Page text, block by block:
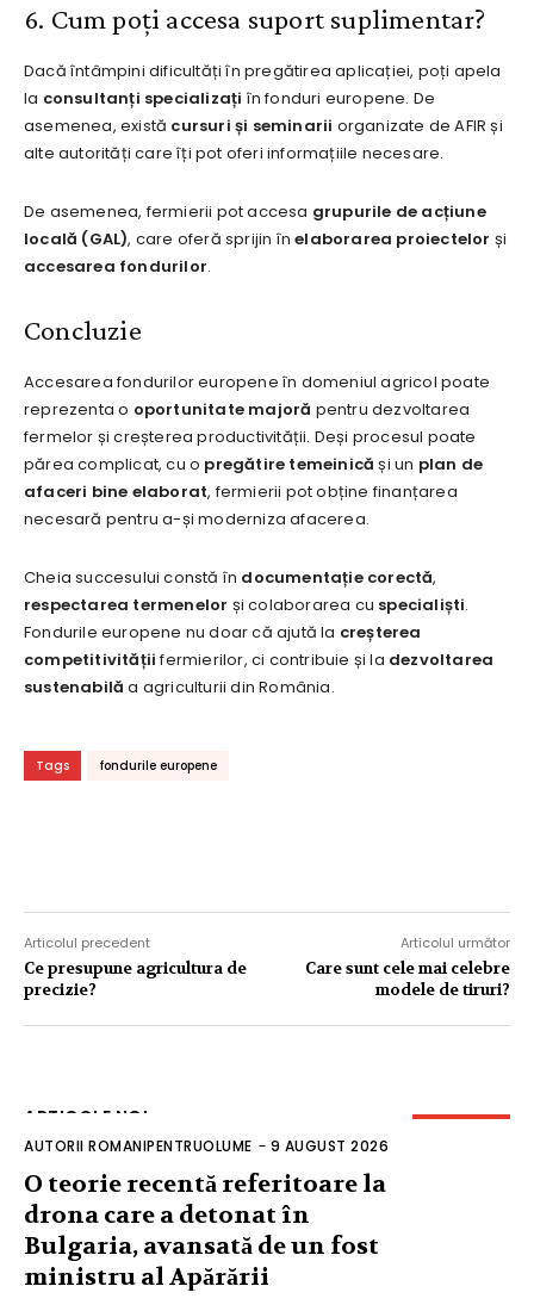
6. Cum poți accesa suport suplimentar?
Dacă întâmpini dificultăți în pregătirea aplicației, poți apela
la consultanți specializați în fonduri europene. De
asemenea, există cursuri și seminarii organizate de AFIR și
alte autorități care îți pot oferi informațiile necesare.
De asemenea, fermierii pot accesa grupurile de acțiune
locală (GAL), care oferă sprijin înelaborarea proiectelor și
accesarea fondurilor.
Concluzie
Accesarea fondurilor europene în domeniul agricol poate
reprezenta o oportunitate majoră pentru dezvoltarea
fermelor și creșterea productivității. Deși procesul poate
părea complicat, cu o pregătire temeinică și un plan de
afaceri bine elaborat, fermierii pot obține finanțarea
necesară pentru a-și moderniza afacerea.
Cheia succesului constă în documentație corectă,
respectarea termenelor și colaborarea cu specialiști.
Fondurile europene nu doar că ajută la creșterea
competitivitățiifermierilor, ci contribuie și la dezvoltarea
sustenabilă a agriculturii din România.
Tags fondurile europene
Articolul precedent
Ce presupune agricultura de
precizie?
Articolul următor
Care sunt cele mai celebre
modele de tiruri?
ARTICOLE NOI
AUTORII ROMANIPENTRUOLUME - 9 AUGUST 2026
O teorie recentă referitoare la
drona care a detonat în
Bulgaria, avansată de un fost
ministru al Apărării